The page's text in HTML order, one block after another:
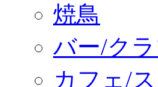
焼鳥
バー/ク
カフェ/